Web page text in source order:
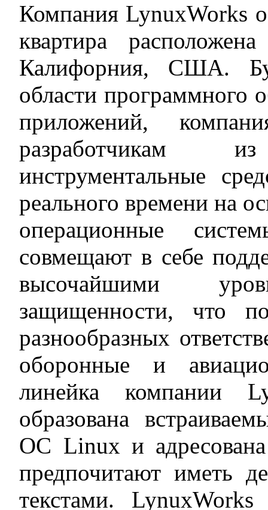
Компания LynuxWorks
квартира
Калифорния, США.
области программного
приложений,
разработчикам
инструментальные
реального времени на
операционные
совмещают в себе
высочайшими
защищенности, что
разнообразных
оборонные и
линейка компании
образована
ОС Linux и адресована
предпочитают иметь
текстами.